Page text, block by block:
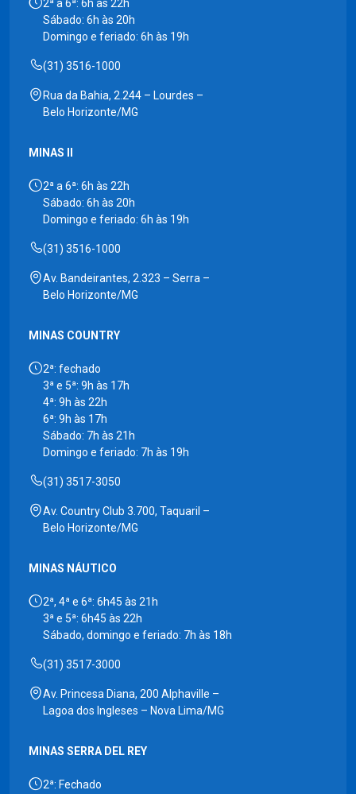
2ª a 6ª: 6h às 22h
Sábado: 6h às 20h
Domingo e feriado: 6h às 19h
(31) 3516-1000
Rua da Bahia, 2.244 – Lourdes –
Belo Horizonte/MG
MINAS II
2ª a 6ª: 6h às 22h
Sábado: 6h às 20h
Domingo e feriado: 6h às 19h
(31) 3516-1000
Av. Bandeirantes, 2.323 – Serra –
Belo Horizonte/MG
MINAS COUNTRY
2ª: fechado
3ª e 5ª: 9h às 17h
4ª: 9h às 22h
6ª: 9h às 17h
Sábado: 7h às 21h
Domingo e feriado: 7h às 19h
(31) 3517-3050
Av. Country Club 3.700, Taquaril –
Belo Horizonte/MG
MINAS NÁUTICO
2ª, 4ª e 6ª: 6h45 às 21h
3ª e 5ª: 6h45 às 22h
Sábado, domingo e feriado: 7h às 18h
(31) 3517-3000
Av. Princesa Diana, 200 Alphaville –
Lagoa dos Ingleses – Nova Lima/MG
MINAS SERRA DEL REY
2ª: Fechado